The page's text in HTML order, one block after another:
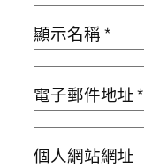
顯示名稱*
電子郵件地址*
個人網站網址